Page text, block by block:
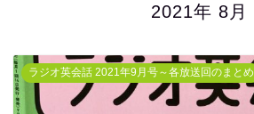
2021年 8月
ラジオ英会話 2021年9月号～各放送回のまとめ